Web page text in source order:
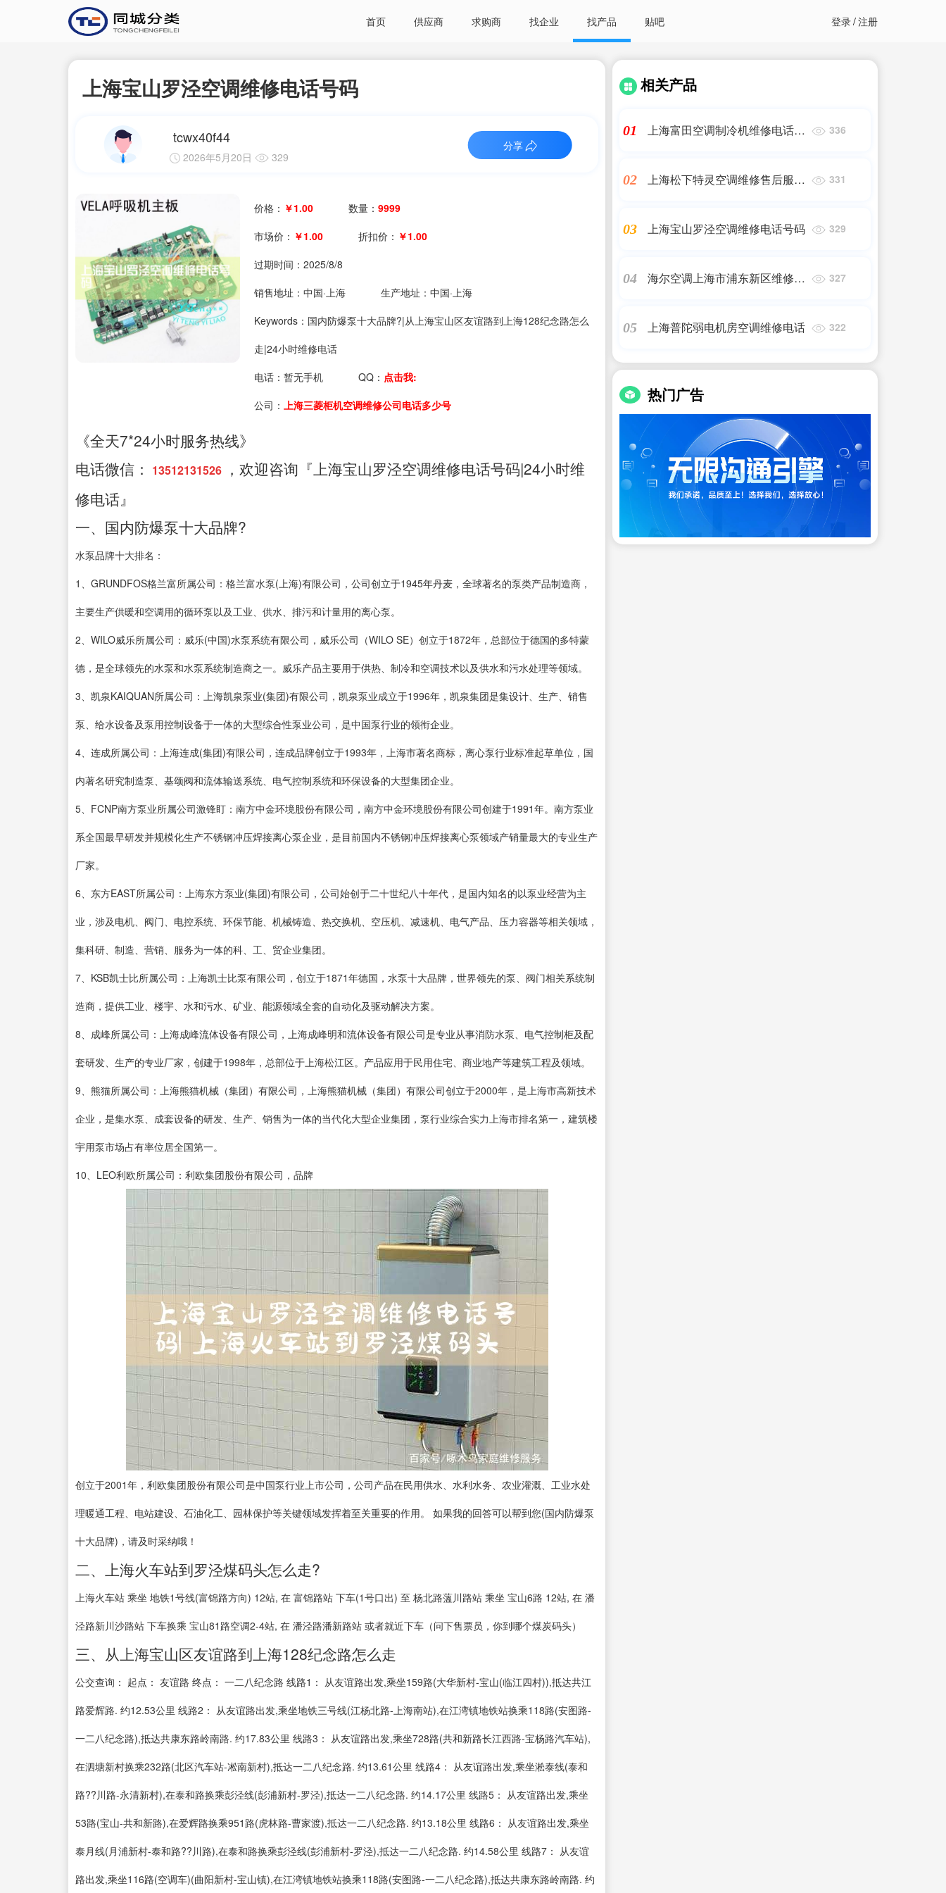
首页 供应商 求购商 找企业 找产品 贴吧 登录/注册
上海宝山罗泾空调维修电话号码
tcwx40f44
2026年5月20日 329
分享
价格： ￥1.00 数量：9999
市场价： ￥1.00 折扣价： ￥1.00
过期时间：2025/8/8
销售地址：中国·上海
生产地址：中国·上海
Keywords：国内防爆泵十大品牌?|从上海宝山区友谊路到上海128纪念路怎么
走|24小时维修电话
电话：暂无手机 QQ： 点击我:
公司：上海三菱柜机空调维修公司电话多少号
《全天7*24小时服务热线》
电话微信：
13512131526 ，欢迎咨询『上海宝山罗泾空调维修电话号码|24小时维
修电话』
一、国内防爆泵十大品牌?
水泵品牌十大排名：
1、GRUNDFOS格兰富所属公司：格兰富水泵(上海)有限公司，公司创立于1945年丹麦，全球著名的泵类产品制造商，
主要生产供暖和空调用的循环泵以及工业、供水、排污和计量用的离心泵。
2、WILO威乐所属公司：威乐(中国)水泵系统有限公司，威乐公司（WILO SE）创立于1872年，总部位于德国的多特蒙
德，是全球领先的水泵和水泵系统制造商之一。威乐产品主要用于供热、制冷和空调技术以及供水和污水处理等领域。
3、凯泉KAIQUAN所属公司：上海凯泉泵业(集团)有限公司，凯泉泵业成立于1996年，凯泉集团是集设计、生产、销售
泵、给水设备及泵用控制设备于一体的大型综合性泵业公司，是中国泵行业的领衔企业。
4、连成所属公司：上海连成(集团)有限公司，连成品牌创立于1993年，上海市著名商标，离心泵行业标准起草单位，国
内著名研究制造泵、基颂阀和流体输送系统、电气控制系统和环保设备的大型集团企业。
5、FCNP南方泵业所属公司激锋盯：南方中金环境股份有限公司，南方中金环境股份有限公司创建于1991年。南方泵业
系全国最早研发并规模化生产不锈钢冲压焊接离心泵企业，是目前国内不锈钢冲压焊接离心泵领域产销量最大的专业生产
厂家。
6、东方EAST所属公司：上海东方泵业(集团)有限公司，公司始创于二十世纪八十年代，是国内知名的以泵业经营为主
业，涉及电机、阀门、电控系统、环保节能、机械铸造、热交换机、空压机、减速机、电气产品、压力容器等相关领域，
集科研、制造、营销、服务为一体的科、工、贸企业集团。
7、KSB凯士比所属公司：上海凯士比泵有限公司，创立于1871年德国，水泵十大品牌，世界领先的泵、阀门相关系统制
造商，提供工业、楼宇、水和污水、矿业、能源领域全套的自动化及驱动解决方案。
8、成峰所属公司：上海成峰流体设备有限公司，上海成峰明和流体设备有限公司是专业从事消防水泵、电气控制柜及配
套研发、生产的专业厂家，创建于1998年，总部位于上海松江区。产品应用于民用住宅、商业地产等建筑工程及领域。
9、熊猫所属公司：上海熊猫机械（集团）有限公司，上海熊猫机械（集团）有限公司创立于2000年，是上海市高新技术
企业，是集水泵、成套设备的研发、生产、销售为一体的当代化大型企业集团，泵行业综合实力上海市排名第一，建筑楼
宇用泵市场占有率位居全国第一。
10、LEO利欧所属公司：利欧集团股份有限公司，品牌
创立于2001年，利欧集团股份有限公司是中国泵行业上市公司，公司产品在民用供水、水利水务、农业灌溉、工业水处
理暖通工程、电站建设、石油化工、园林保护等关键领域发挥着至关重要的作用。 如果我的回答可以帮到您(国内防爆泵
十大品牌)，请及时采纳哦！
二、上海火车站到罗泾煤码头怎么走?
上海火车站 乘坐 地铁1号线(富锦路方向) 12站, 在 富锦路站 下车(1号口出) 至 杨北路薀川路站 乘坐 宝山6路 12站, 在 潘
泾路新川沙路站 下车换乘 宝山81路空调2-4站, 在 潘泾路潘新路站 或者就近下车（问下售票员，你到哪个煤炭码头）
三、从上海宝山区友谊路到上海128纪念路怎么走
公交查询： 起点： 友谊路 终点： 一二八纪念路 线路1： 从友谊路出发,乘坐159路(大华新村-宝山(临江四村)),抵达共江
路爱辉路. 约12.53公里 线路2： 从友谊路出发,乘坐地铁三号线(江杨北路-上海南站),在江湾镇地铁站换乘118路(安图路-
一二八纪念路),抵达共康东路岭南路. 约17.83公里 线路3： 从友谊路出发,乘坐728路(共和新路长江西路-宝杨路汽车站),
在泗塘新村换乘232路(北区汽车站-凇南新村),抵达一二八纪念路. 约13.61公里 线路4： 从友谊路出发,乘坐淞泰线(泰和
路??川路-永清新村),在泰和路换乘彭泾线(彭浦新村-罗泾),抵达一二八纪念路. 约14.17公里 线路5： 从友谊路出发,乘坐
53路(宝山-共和新路),在爱辉路换乘951路(虎林路-曹家渡),抵达一二八纪念路. 约13.18公里 线路6： 从友谊路出发,乘坐
泰月线(月浦新村-泰和路??川路),在泰和路换乘彭泾线(彭浦新村-罗泾),抵达一二八纪念路. 约14.58公里 线路7： 从友谊
路出发,乘坐116路(空调车)(曲阳新村-宝山镇),在江湾镇地铁站换乘118路(安图路-一二八纪念路),抵达共康东路岭南路. 约
相关产品
01
上海富田空调制冷机维修电话号
336
02
上海松下特灵空调维修售后服务
331
03 上海宝山罗泾空调维修电话号码 329
04
海尔空调上海市浦东新区维修电
327
05 上海普陀弱电机房空调维修电话 322
热门广告